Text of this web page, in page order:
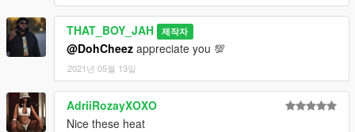
THAT_BOY_JAH 제작자
@DohCheez appreciate you 💯
2021년 05월 13일
AdriiRozayXOXO
Nice these heat